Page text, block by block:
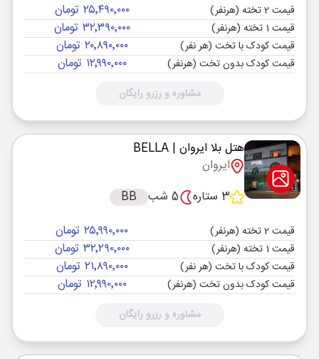
قیمت 2 تخته (هرنفر) ۲۵٬۴۹۰٬۰۰۰ تومان
قیمت 1 تخته (هرنفر) ۳۲٬۳۹۰٬۰۰۰ تومان
قیمت کودک با تخت (هر نفر) ۲۰٬۸۹۰٬۰۰۰ تومان
قیمت کودک بدون تخت (هرنفر) ۱۲٬۹۹۰٬۰۰۰ تومان
مشاوره و رزرو رایگان
هتل بلا ایروان | BELLA
ایروان
3 ستاره
5 شب BB
قیمت 2 تخته (هرنفر) ۲۵٬۹۹۰٬۰۰۰ تومان
قیمت 1 تخته (هرنفر) ۳۲٬۲۹۰٬۰۰۰ تومان
قیمت کودک با تخت (هر نفر) ۲۱٬۸۹۰٬۰۰۰ تومان
قیمت کودک بدون تخت (هرنفر) ۱۲٬۹۹۰٬۰۰۰ تومان
مشاوره و رزرو رایگان